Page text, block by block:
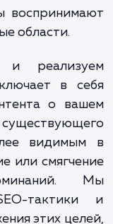
вашего
Мы
ваших
Это
области.